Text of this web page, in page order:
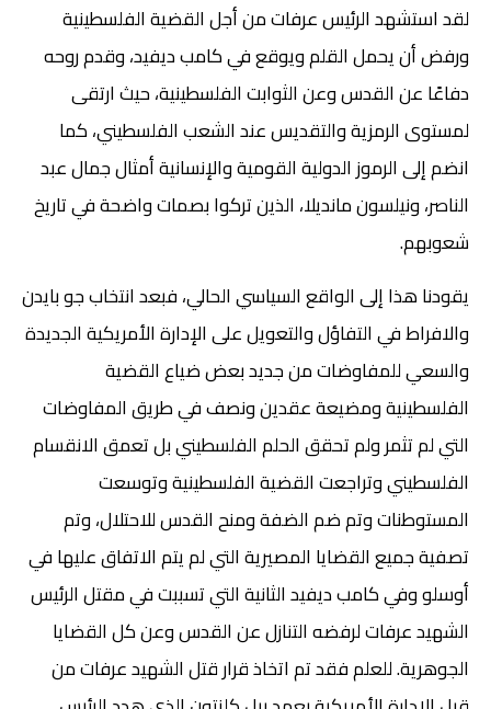
لقد استشهد الرئيس عرفات من أجل القضية الفلسطينية
ورفض أن يحمل القلم ويوقع في كامب ديفيد، وقدم روحه
دفاعًا عن القدس وعن الثوابت الفلسطينية، حيث ارتقى
لمستوى الرمزية والتقديس عند الشعب الفلسطيني، كما
انضم إلى الرموز الدولية القومية والإنسانية أمثال جمال عبد
الناصر، ونيلسون مانديلا، الذين تركوا بصمات واضحة في تاريخ
شعوبهم.
يقودنا هذا إلى الواقع السياسي الحالي، فبعد انتخاب جو بايدن
والافراط في التفاؤل والتعويل على الإدارة الأمريكية الجديدة
والسعي للمفاوضات من جديد بعض ضياع القضية
الفلسطينية ومضيعة عقدين ونصف في طريق المفاوضات
التي لم تثمر ولم تحقق الحلم الفلسطيني بل تعمق الانقسام
الفلسطيني وتراجعت القضية الفلسطينية وتوسعت
المستوطنات وتم ضم الضفة ومنح القدس للاحتلال، وتم
تصفية جميع القضايا المصيرية التي لم يتم الاتفاق عليها في
أوسلو وفي كامب ديفيد الثانية التي تسببت في مقتل الرئيس
الشهيد عرفات لرفضه التنازل عن القدس وعن كل القضايا
الجوهرية. للعلم فقد تم اتخاذ قرار قتل الشهيد عرفات من